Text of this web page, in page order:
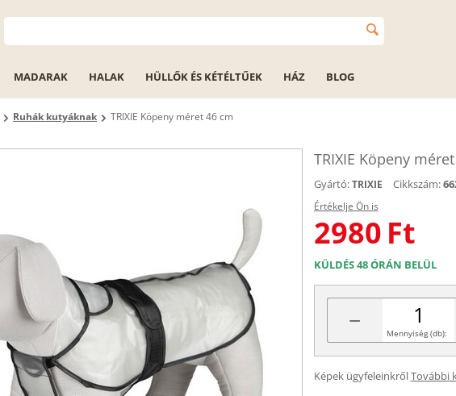
MADARAK HALAK HÜLLŐK ÉS KÉTÉLTŰEK HÁZ BLOG
Ruhák kutyáknak TRIXIE Köpeny méret 46 cm
TRIXIE Köpeny
Gyártó: TRIXIE Cikkszám:
Értékelje Ön is
2980 Ft
KÜLDÉS 48 ÓRÁN BELÜL
− Mennyiség (db):
Képek ügyfeleinkrőlTovábbi